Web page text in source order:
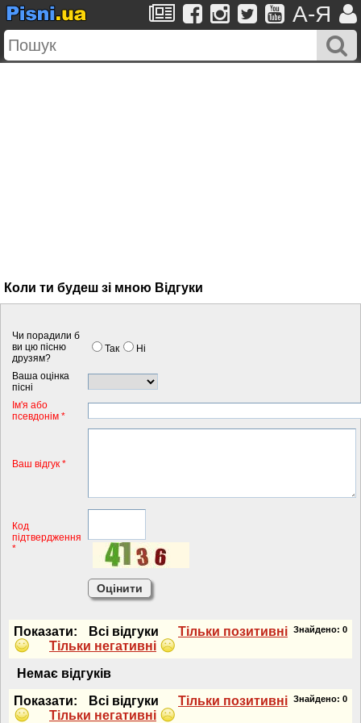
A-Я
Коли ти будеш зі мною Вiдгуки
Чи порадили б
ви цю пісню
друзям?
Так Нi
Ваша оцінка
пісні
Iм'я або
псевдонiм *
Ваш відгук *
Код
підтвердження
*
Знайдено: 0
Показати: Всi вiдгуки
Тiльки позитивнi
Тiльки негативнi
Немає вiдгукiв
Знайдено: 0
Показати: Всi вiдгуки
Тiльки позитивнi
Тiльки негативнi